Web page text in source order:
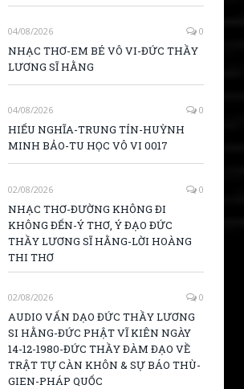
04/08/2026 0
NHẠC THƠ-EM BÉ VÔ VI-ĐỨC THẦY
LƯƠNG SĨ HẰNG
04/08/2026 0
HIẾU NGHĨA-TRUNG TÍN-HUỲNH
MINH BẢO-TU HỌC VÔ VI 0017
02/08/2026 0
NHẠC THƠ-ĐƯỜNG KHÔNG ĐI
KHÔNG ĐẾN-Ý THƠ, Ý ĐẠO ĐỨC
THẦY LƯƠNG SĨ HẰNG-LỜI HOÀNG
THI THƠ
02/08/2026 0
AUDIO VẤN DẠO ĐỨC THẦY LƯƠNG
SI HẰNG-ĐỨC PHẬT VĨ KIÊN NGÀY
14-12-1980-ĐỨC THẦY ĐÀM ĐẠO VỀ
TRẬT TỰ CÀN KHÔN & SỰ BÁO THÙ-
GIEN-PHÁP QUỐC